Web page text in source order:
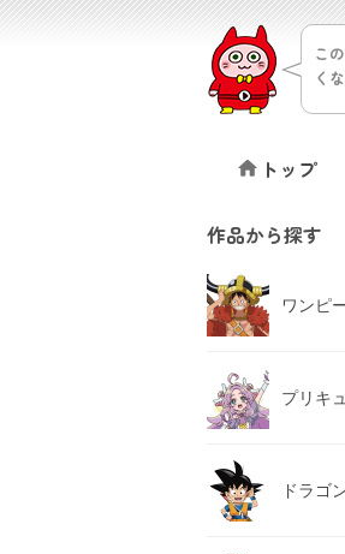
こ
く
トップ
作品から探す
ワンピ
プリキ
ドラゴ